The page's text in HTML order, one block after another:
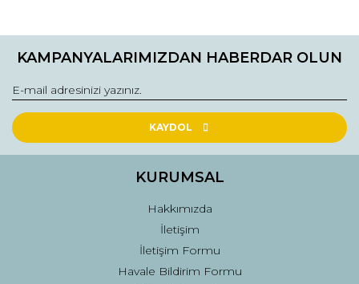
konularda yetersiz gördüğünüz noktaları öneri formunu
Görüş ve önerileriniz için teşekkür ederiz.
Ürün resmi kalitesiz, bozuk veya görüntülenemiyor.
Ürün açıklamasında eksik bilgiler bulunuyor.
Ürün fiyatı diğer sitelerden daha pahalı.
KAMPANYALARIMIZDAN HABERDAR OLUN
KAYDOL
KURUMSAL
Hakkımızda
İletişim
İletişim Formu
Havale Bildirim Formu